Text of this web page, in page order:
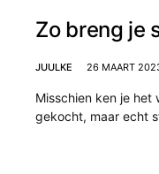
Zo breng je
JUULKE 26 MAART
Misschien ken je het
gekocht, maar echt